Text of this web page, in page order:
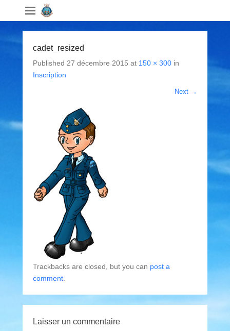
cadet_resized
Published 27 décembre 2015 at 150 × 300 in
Inscription
Next →
Trackbacks are closed, but you can post a
comment
Laisser un commentaire